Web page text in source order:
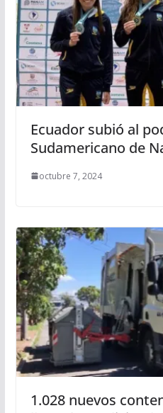
Ecuador subió al
Sudamericano de
octubre 7, 2024
1.028 nuevos